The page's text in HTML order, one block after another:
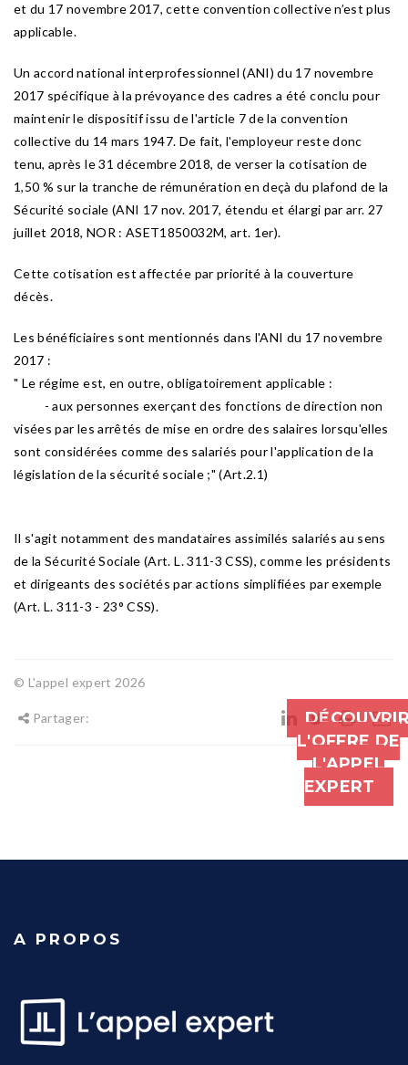
et du 17 novembre 2017, cette convention collective n’est plus
applicable.
Un accord national interprofessionnel (ANI) du 17 novembre
2017 spécifique à la prévoyance des cadres a été conclu pour
maintenir le dispositif issu de l'article 7 de la convention
collective du 14 mars 1947. De fait, l'employeur reste donc
tenu, après le 31 décembre 2018, de verser la cotisation de
1,50 % sur la tranche de rémunération en deçà du plafond de la
Sécurité sociale (ANI 17 nov. 2017, étendu et élargi par arr. 27
juillet 2018, NOR : ASET1850032M, art. 1er).
Cette cotisation est affectée par priorité à la couverture
décès.
Les bénéficiaires sont mentionnés dans l'ANI du 17 novembre
2017 :
" Le régime est, en outre, obligatoirement applicable :
- aux personnes exerçant des fonctions de direction non
visées par les arrêtés de mise en ordre des salaires lorsqu'elles
sont considérées comme des salariés pour l'application de la
législation de la sécurité sociale ;" (Art.2.1)
Il s'agit notamment des mandataires assimilés salariés au sens
de la Sécurité Sociale (Art. L. 311-3 CSS), comme les présidents
et dirigeants des sociétés par actions simplifiées par exemple
(Art. L. 311-3 - 23° CSS).
© L'appel expert 2026
Partager:
L'OFFRE DE
L'APPEL
EXPERT
A PROPOS